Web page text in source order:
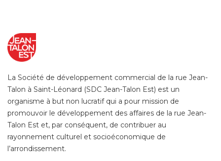
La Société de développement commercial de la rue Jean-
Talon à Saint-Léonard (SDC Jean-Talon Est) est un
organisme à but non lucratif qui a pour mission de
promouvoir le développement des affaires de la rue Jean-
Talon Est et, par conséquent, de contribuer au
rayonnement culturel et socioéconomique de
l’arrondissement.